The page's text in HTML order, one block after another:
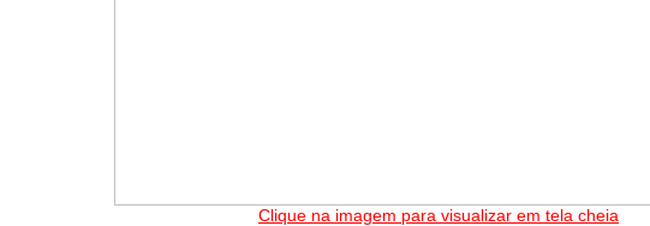
Clique na imagem para visualizar em tela cheia